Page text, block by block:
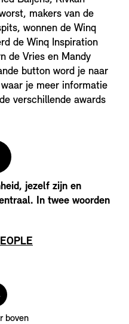
makers van de
wonnen de Winq
de Winq Inspiration
de Vries en Mandy
button word je naar
je meer informatie
verschillende awards
jezelf zijn en
In twee woorden
boven